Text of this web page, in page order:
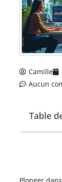
Camille
Aucun
Table